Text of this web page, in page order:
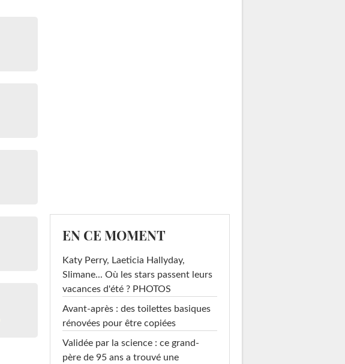
EN CE MOMENT
Katy Perry, Laeticia Hallyday,
Slimane... Où les stars passent leurs
vacances d'été ? PHOTOS
Avant-après : des toilettes basiques
rénovées pour être copiées
Validée par la science : ce grand-
père de 95 ans a trouvé une